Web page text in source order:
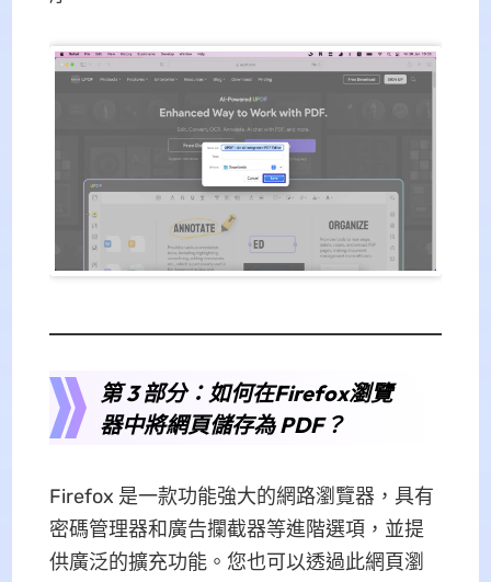
第 3 部分：如何在Firefox瀏覽
器中將網頁儲存為 PDF？
Firefox 是一款功能強大的網路瀏覽器，具有
密碼管理器和廣告攔截器等進階選項，並提
供廣泛的擴充功能。您也可以透過此網頁瀏